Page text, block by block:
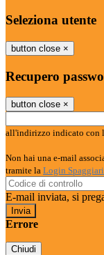
Seleziona utente
button close ×
Recupero
button close ×
all'indirizzo indicato con
Non hai una e-mail
tramite la Login Spaggiari
E-mail inviata, si
Errore
Chiudi